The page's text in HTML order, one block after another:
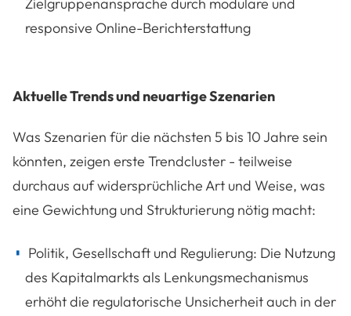
responsive Online-Berichterstattung
Aktuelle Trends und neuartige Szenarien
Was Szenarien für die nächsten 5 bis 10 Jahre sein
könnten, zeigen erste Trendcluster - teilweise
durchaus auf widersprüchliche Art und Weise, was
eine Gewichtung und Strukturierung nötig macht:
Politik, Gesellschaft und Regulierung: Die Nutzung
des Kapitalmarkts als Lenkungsmechanismus
erhöht die regulatorische Unsicherheit auch in der